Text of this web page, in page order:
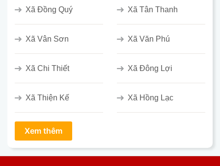
Xã Đồng Quý Xã Tân Thanh
Xã Vân Sơn Xã Văn Phú
Xã Chi Thiết Xã Đông Lợi
Xã Thiện Kế Xã Hồng Lạc